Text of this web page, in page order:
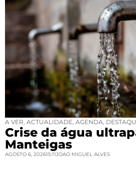
A VER, ACTUALIDADE, AGENDA,
Crise da água
Manteigas
AGOSTO 6, 202615:11JOAO MIGUEL ALVES